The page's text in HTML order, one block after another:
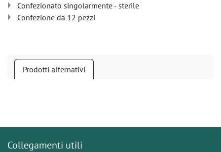
Confezionato singolarmente - sterile
Confezione da 12 pezzi
Prodotti alternativi
Collegamenti utili